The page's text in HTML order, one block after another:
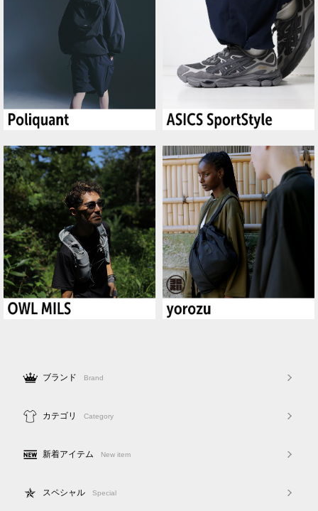
ブランド Brand
カテゴリ Category
新着アイテム New item
スペシャル Special